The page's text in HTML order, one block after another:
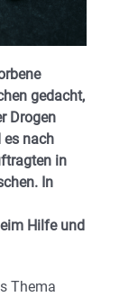
gedacht,
Drogen
es nach
in
In
Hilfe und
Thema